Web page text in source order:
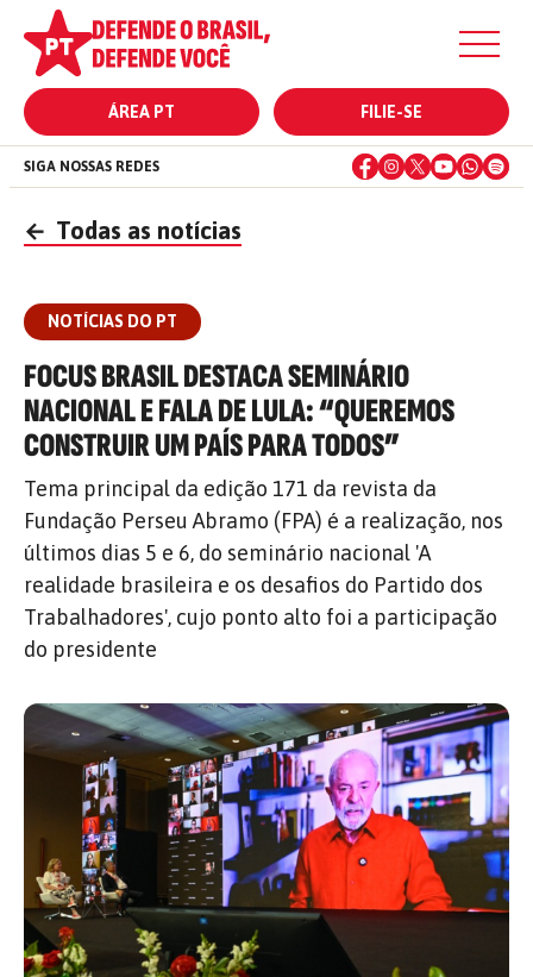
ÁREA PT FILIE-SE
SIGA NOSSAS REDES
← Todas as notícias
NOTÍCIAS DO PT
FOCUS BRASIL DESTACA SEMINÁRIO
NACIONAL E FALA DE LULA: “QUEREMOS
CONSTRUIR UM PAÍS PARA TODOS”
Tema principal da edição 171 da revista da
Fundação Perseu Abramo (FPA) é a realização, nos
últimos dias 5 e 6, do seminário nacional 'A
realidade brasileira e os desafios do Partido dos
Trabalhadores', cujo ponto alto foi a participação
do presidente